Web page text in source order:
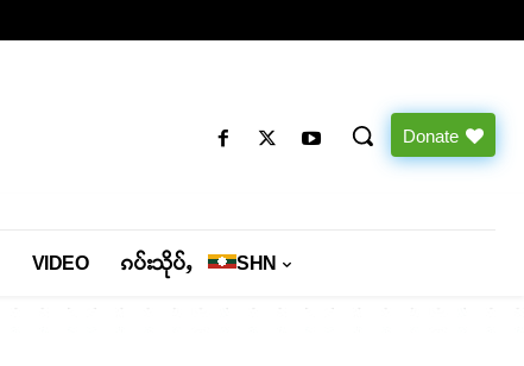
Donate
VIDEO ၵပ်းသိုပ်ႇ SHN